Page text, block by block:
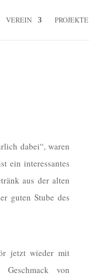
VEREIN PROJEKTE
dabei“, waren
ein interessantes
aus der alten
guten Stube des
jetzt wieder mit
Geschmack von